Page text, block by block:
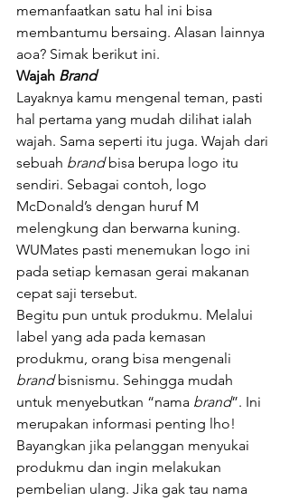
memanfaatkan satu hal ini bisa
membantumu bersaing. Alasan lainnya
aoa? Simak berikut ini.
Wajah Brand
Layaknya kamu mengenal teman, pasti
hal pertama yang mudah dilihat ialah
wajah. Sama seperti itu juga. Wajah dari
sebuah brand bisa berupa logo itu
sendiri. Sebagai contoh, logo
McDonald’s dengan huruf M
melengkung dan berwarna kuning.
WUMates pasti menemukan logo ini
pada setiap kemasan gerai makanan
cepat saji tersebut.
Begitu pun untuk produkmu. Melalui
label yang ada pada kemasan
produkmu, orang bisa mengenali
brand bisnismu. Sehingga mudah
untuk menyebutkan “nama brand”. Ini
merupakan informasi penting lho!
Bayangkan jika pelanggan menyukai
produkmu dan ingin melakukan
pembelian ulang. Jika gak tau nama